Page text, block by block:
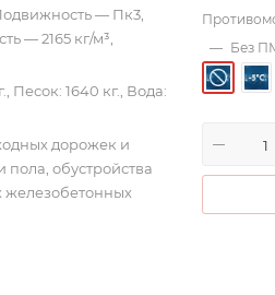
— Пк3,
— 2165 кг/м³,
Песок: 1640 кг., Вода:
дорожек и
пола, обустройства
железобетонных
— Без